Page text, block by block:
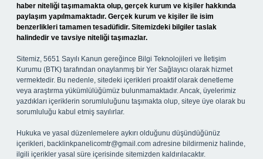
haber niteliği taşımamakta olup, gerçek kurum ve kişiler hakkında
paylaşım yapılmamaktadır. Gerçek kurum ve kişiler ile isim
benzerlikleri tamamen tesadüfidir. Sitemizdeki bilgiler taslak
halindedir ve tavsiye niteliği taşımazlar.
Sitemiz, 5651 Sayılı Kanun gereğince Bilgi Teknolojileri ve İletişim
Kurumu (BTK) tarafından onaylanmış bir Yer Sağlayıcı olarak hizmet
vermektedir. Bu nedenle, sitedeki içerikleri proaktif olarak denetleme
veya araştırma yükümlülüğümüz bulunmamaktadır. Ancak, üyelerimiz
yazdıkları içeriklerin sorumluluğunu taşımakta olup, siteye üye olarak bu
sorumluluğu kabul etmiş sayılırlar.
Hukuka ve yasal düzenlemelere aykırı olduğunu düşündüğünüz
içerikleri, backlinkpanelicomtr@gmail.com adresine bildirmeniz halinde,
ilgili içerikler yasal süre içerisinde sitemizden kaldırılacaktır.